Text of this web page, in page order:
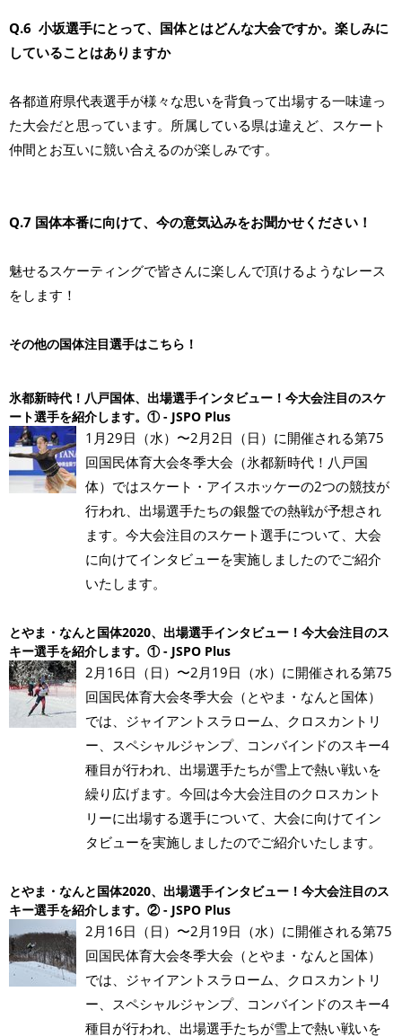
Q.6 小坂選手にとって、国体とはどんな大会ですか。楽しみに
していることはありますか
各都道府県代表選手が様々な思いを背負って出場する一味違っ
た大会だと思っています。所属している県は違えど、スケート
仲間とお互いに競い合えるのが楽しみです。
Q.7 国体本番に向けて、今の意気込みをお聞かせください！
魅せるスケーティングで皆さんに楽しんで頂けるようなレース
をします！
その他の国体注目選手はこちら！
氷都新時代！八戸国体、出場選手インタビュー！今大会注目のスケ
ート選手を紹介します。① - JSPO Plus
1月29日（水）〜2月2日（日）に開催される第75
回国民体育大会冬季大会（氷都新時代！八戸国
体）ではスケート・アイスホッケーの2つの競技が
行われ、出場選手たちの銀盤での熱戦が予想され
ます。今大会注目のスケート選手について、大会
に向けてインタビューを実施しましたのでご紹介
いたします。
とやま・なんと国体2020、出場選手インタビュー！今大会注目のス
キー選手を紹介します。① - JSPO Plus
2月16日（日）〜2月19日（水）に開催される第75
回国民体育大会冬季大会（とやま・なんと国体）
では、ジャイアントスラローム、クロスカントリ
ー、スペシャルジャンプ、コンバインドのスキー4
種目が行われ、出場選手たちが雪上で熱い戦いを
繰り広げます。今回は今大会注目のクロスカント
リーに出場する選手について、大会に向けてイン
タビューを実施しましたのでご紹介いたします。
とやま・なんと国体2020、出場選手インタビュー！今大会注目のス
キー選手を紹介します。② - JSPO Plus
2月16日（日）〜2月19日（水）に開催される第75
回国民体育大会冬季大会（とやま・なんと国体）
では、ジャイアントスラローム、クロスカントリ
ー、スペシャルジャンプ、コンバインドのスキー4
種目が行われ、出場選手たちが雪上で熱い戦いを